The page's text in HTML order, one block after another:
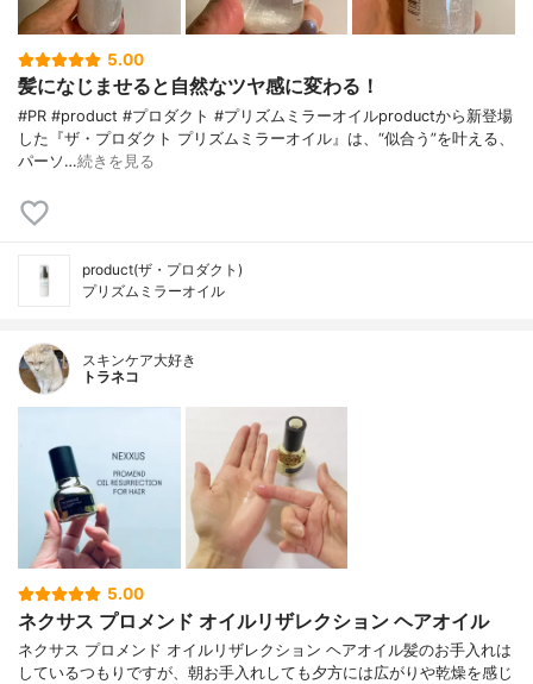
5.00
髪になじませると自然なツヤ感に変わる！
#PR #product #プロダクト #プリズムミラーオイルproductから新登場
した『ザ・プロダクト プリズムミラーオイル』は、“似合う”を叶える、
パーソ…続きを見る
product(ザ・プロダクト)
プリズムミラーオイル
スキンケア大好き
トラネコ
5.00
ネクサス プロメンド オイルリザレクション ヘアオイル
ネクサス プロメンド オイルリザレクション ヘアオイル髪のお手入れは
しているつもりですが、朝お手入れしても夕方には広がりや乾燥を感じ